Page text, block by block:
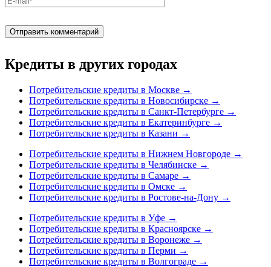
Кредиты в других городах
Потребительские кредиты в Москве →
Потребительские кредиты в Новосибирске →
Потребительские кредиты в Санкт-Петербурге →
Потребительские кредиты в Екатеринбурге →
Потребительские кредиты в Казани →
Потребительские кредиты в Нижнем Новгороде →
Потребительские кредиты в Челябинске →
Потребительские кредиты в Самаре →
Потребительские кредиты в Омске →
Потребительские кредиты в Ростове-на-Дону →
Потребительские кредиты в Уфе →
Потребительские кредиты в Красноярске →
Потребительские кредиты в Воронеже →
Потребительские кредиты в Перми →
Потребительские кредиты в Волгограде →